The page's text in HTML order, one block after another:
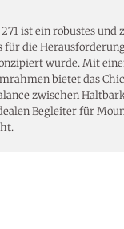
ist ein robustes und
für die
wurde. Mit
bietet das
zwischen
Begleiter für